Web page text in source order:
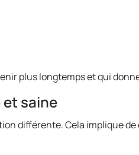
plus longtemps et qui
saine
différente. Cela implique